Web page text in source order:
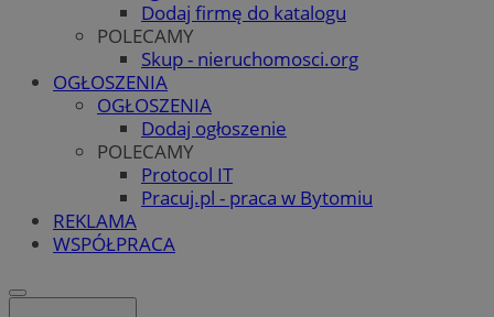
Dodaj firmę do katalogu
POLECAMY
Skup - nieruchomosci.org
OGŁOSZENIA
OGŁOSZENIA
Dodaj ogłoszenie
POLECAMY
Protocol IT
Pracuj.pl - praca w Bytomiu
REKLAMA
WSPÓŁPRACA